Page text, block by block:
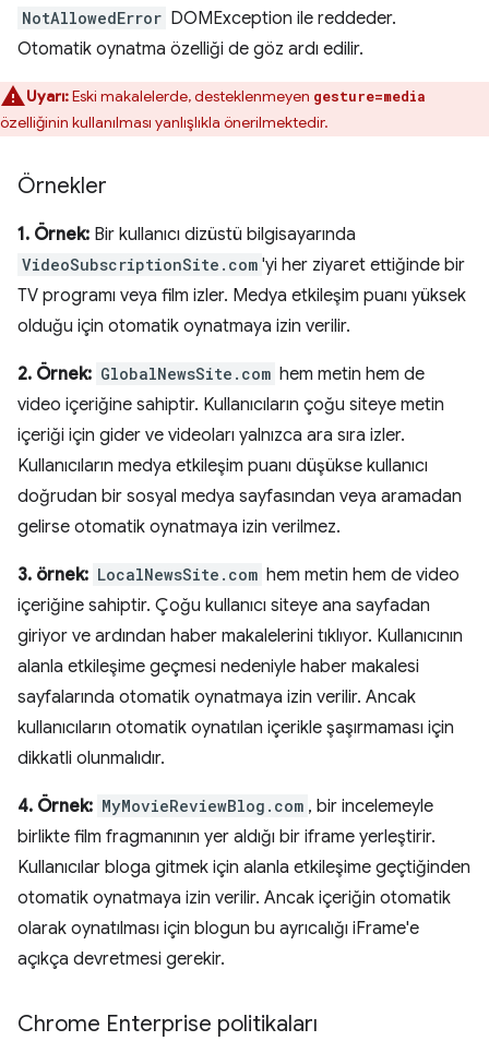
NotAllowedError DOMException ile reddeder.
Otomatik oynatma özelliği de göz ardı edilir.
Uyarı:Eski makalelerde, desteklenmeyen gesture=media
özelliğinin kullanılması yanlışlıkla önerilmektedir.
Örnekler
1. Örnek: Bir kullanıcı dizüstü bilgisayarında
VideoSubscriptionSite.com 'yi her ziyaret ettiğinde bir
TV programı veya film izler. Medya etkileşim puanı yüksek
olduğu için otomatik oynatmaya izin verilir.
2. Örnek: GlobalNewsSite.com hem metin hem de
video içeriğine sahiptir. Kullanıcıların çoğu siteye metin
içeriği için gider ve videoları yalnızca ara sıra izler.
Kullanıcıların medya etkileşim puanı düşükse kullanıcı
doğrudan bir sosyal medya sayfasından veya aramadan
gelirse otomatik oynatmaya izin verilmez.
3. örnek: LocalNewsSite.com hem metin hem de video
içeriğine sahiptir. Çoğu kullanıcı siteye ana sayfadan
giriyor ve ardından haber makalelerini tıklıyor. Kullanıcının
alanla etkileşime geçmesi nedeniyle haber makalesi
sayfalarında otomatik oynatmaya izin verilir. Ancak
kullanıcıların otomatik oynatılan içerikle şaşırmaması için
dikkatli olunmalıdır.
4. Örnek: MyMovieReviewBlog.com , bir incelemeyle
birlikte film fragmanının yer aldığı bir iframe yerleştirir.
Kullanıcılar bloga gitmek için alanla etkileşime geçtiğinden
otomatik oynatmaya izin verilir. Ancak içeriğin otomatik
olarak oynatılması için blogun bu ayrıcalığı iFrame'e
açıkça devretmesi gerekir.
Chrome Enterprise politikaları